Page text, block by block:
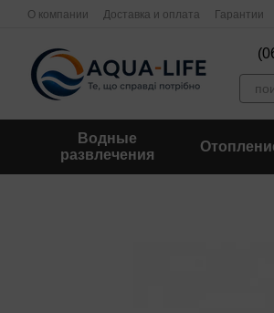
Перейти к основному контенту
О компании Доставка и оплата Гарантии
Водные
развлечения